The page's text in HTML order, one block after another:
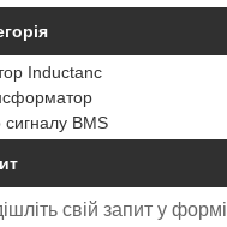
Inductanc
BMS
свій запит у формі